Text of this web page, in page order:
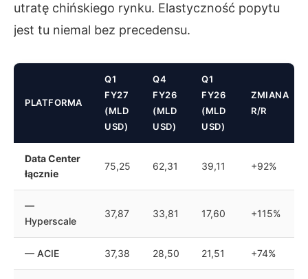
utratę chińskiego rynku. Elastyczność popytu
jest tu niemal bez precedensu.
PLATFORMA
Q1
FY27
(MLD
USD)
Q4
FY26
(MLD
USD)
Q1
FY26
(MLD
USD)
ZMIANA
R/R
Data Center
łącznie
75,25 62,31 39,11 +92%
—
Hyperscale
37,87 33,81 17,60 +115%
— ACIE 37,38 28,50 21,51 +74%